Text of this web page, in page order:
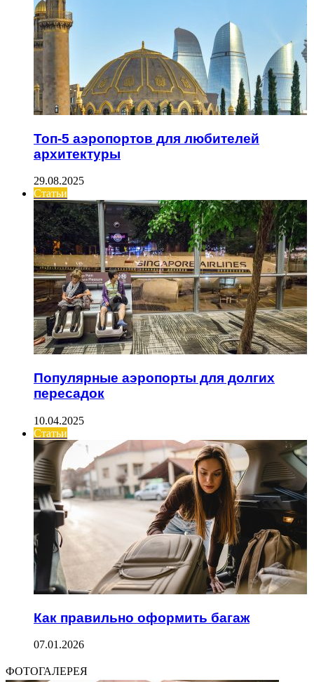
Топ-5 аэропортов для любителей
архитектуры
29.08.2025
Статьи
Популярные аэропорты для долгих
пересадок
10.04.2025
Статьи
Как правильно оформить багаж
07.01.2026
ФОТОГАЛЕРЕЯ